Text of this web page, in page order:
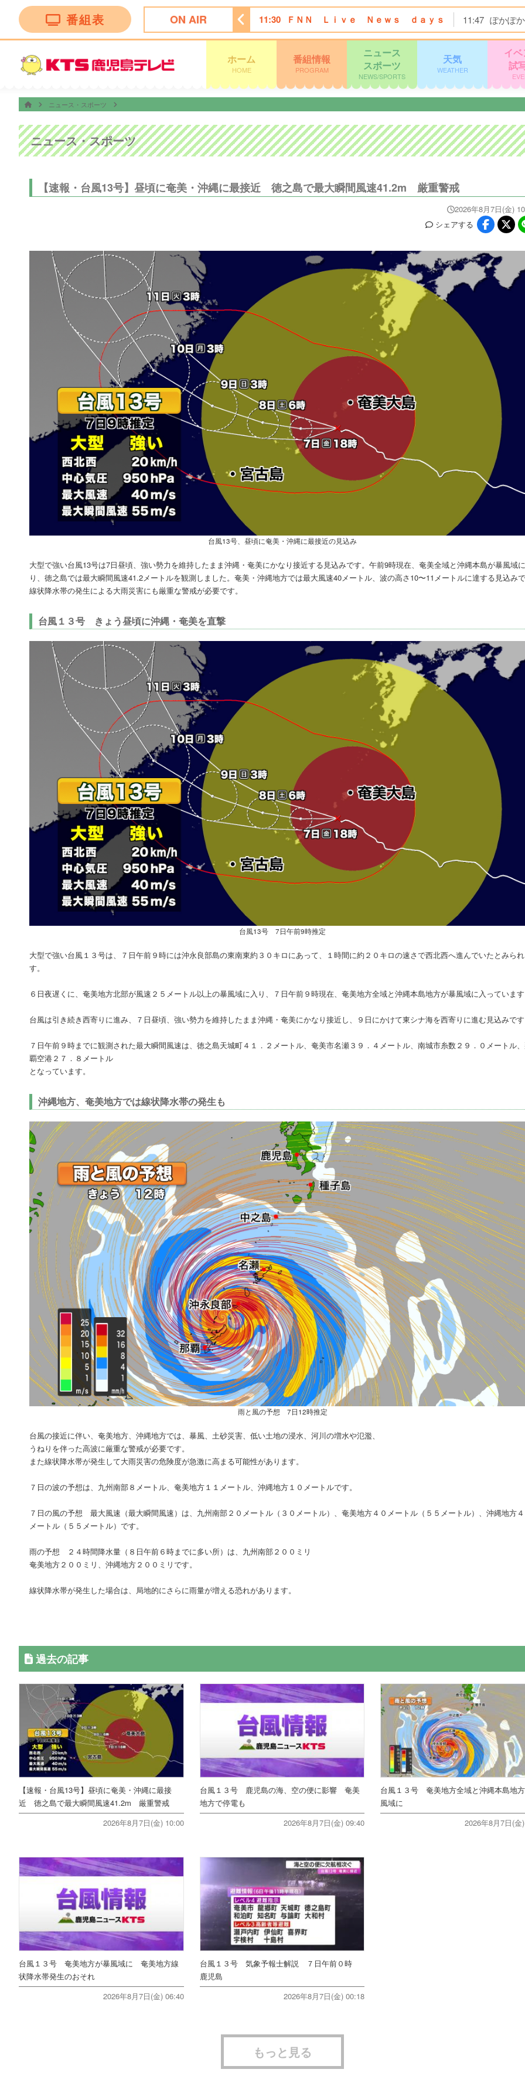
番組表 ON AIR
9:00 ノンストップ！ チェック！かごしま 11:30 ＦＮＮ Ｌｉｖｅ Ｎｅｗｓ ｄａｙｓ 11:47 ぽかぽか
ホーム
HOME
番組情報
PROGRAM
ニュース
スポーツ
NEWS/SPORTS
天気
WEATHER
イ
試
ニュース・スポーツ
ニュース・スポーツ
【速報・台風13号】昼頃に奄美・沖縄に最接近 徳之島で最大瞬間風速41.2m 厳重警戒
2026年8月7日(金)
シェアする
台風13号、昼頃に奄美・沖縄に最接近の見込み
大型で強い台風13号は7日昼頃、強い勢力を維持したまま沖縄・奄美にかなり接近する見込みです。午前9時現在、奄美全域と沖縄本島が暴風域
り、徳之島では最大瞬間風速41.2メートルを観測しました。奄美・沖縄地方では最大風速40メートル、波の高さ10〜11メートルに達する見込み
線状降水帯の発生による大雨災害にも厳重な警戒が必要です。
台風１３号 きょう昼頃に沖縄・奄美を直撃
台風13号 7日午前9時推定
大型で強い台風１３号は、７日午前９時には沖永良部島の東南東約３０キロにあって、１時間に約２０キロの速さで西北西へ進んでいたとみら
す。
６日夜遅くに、奄美地方北部が風速２５メートル以上の暴風域に入り、７日午前９時現在、奄美地方全域と沖縄本島地方が暴風域に入っていま
台風は引き続き西寄りに進み、７日昼頃、強い勢力を維持したまま沖縄・奄美にかなり接近し、９日にかけて東シナ海を西寄りに進む見込みで
７日午前９時までに観測された最大瞬間風速は、徳之島天城町４１．２メートル、奄美市名瀬３９．４メートル、南城市糸数２９．０メートル
覇空港２７．８メートル
となっています。
沖縄地方、奄美地方では線状降水帯の発生も
雨と風の予想 7日12時推定
台風の接近に伴い、奄美地方、沖縄地方では、暴風、土砂災害、低い土地の浸水、河川の増水や氾濫、
うねりを伴った高波に厳重な警戒が必要です。
また線状降水帯が発生して大雨災害の危険度が急激に高まる可能性があります。
７日の波の予想は、九州南部８メートル、奄美地方１１メートル、沖縄地方１０メートルです。
７日の風の予想 最大風速（最大瞬間風速）は、九州南部２０メートル（３０メートル）、奄美地方４０メートル（５５メートル）、沖縄地方
メートル（５５メートル）です。
雨の予想 ２４時間降水量（８日午前６時までに多い所）は、九州南部２００ミリ
奄美地方２００ミリ、沖縄地方２００ミリです。
線状降水帯が発生した場合は、局地的にさらに雨量が増える恐れがあります。
過去の記事
【速報・台風13号】昼頃に奄美・沖縄に最接
近 徳之島で最大瞬間風速41.2m 厳重警戒
2026年8月7日(金) 10:00
台風１３号 鹿児島の海、空の便に影響 奄美
地方で停電も
2026年8月7日(金) 09:40
台風１３号 奄美地方全域と沖縄本島地
風域に
2026年8月7日(金
台風１３号 奄美地方が暴風域に 奄美地方線
状降水帯発生のおそれ
2026年8月7日(金) 06:40
台風１３号 気象予報士解説 ７日午前０時
鹿児島
2026年8月7日(金) 00:18
もっと見る